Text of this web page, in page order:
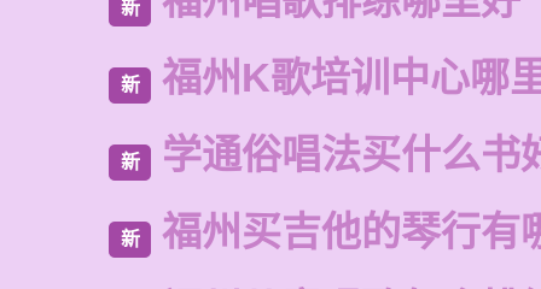
新
新 福州K歌培训中心哪
新 学通俗唱法买什么书
新 福州买吉他的琴行有